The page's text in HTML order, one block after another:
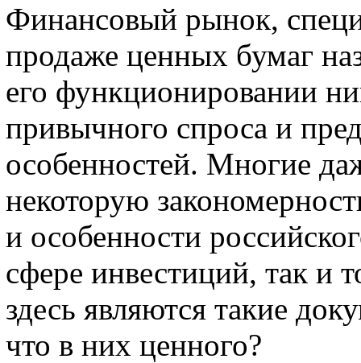
Финансовый рынок,
продаже ценных бумаг
его функционировании
привычного спроса и
особенностей. Многие
некоторую
и особенности
сфере инвестиций, так и
здесь являются такие
что в них ценного?